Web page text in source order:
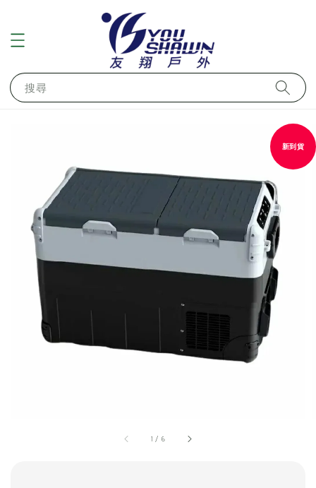
搜尋
1 / 6
新到貨